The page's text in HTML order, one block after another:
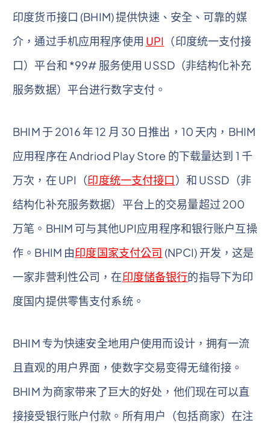
印度货币接口 (BHIM) 提供快速、安全、可靠的媒
介，通过手机应用程序使用 UPI
（印度统一支付接
口）平台和 *99# 服务使用 USSD（非结构化补充
服务数据）平台进行数字支付。
BHIM 于 2016 年 12 月 30 日推出，10 天内，BHIM
应用程序在 Andriod Play Store 的下载量达到 1 千
万次，在 UPI（印度统一支付接口）和 USSD（非
结构化补充服务数据）平台上的交易量超过 200
万笔。BHIM 可与其他UPI应用程序和银行账户互操
作。BHIM 由印度国家支付公司 (NPCI) 开发，这是
一家非营利性公司，在印度储备银行的指导下为印
度国内提供零售支付系统。
BHIM 专为快速安全地用户使用而设计，拥有一流
且直观的用户界面，使数字交易变得无缝衔接。
BHIM 为商家带来了巨大的好处，他们现在可以直
接接受银行账户付款。所有用户（包括商家）在注